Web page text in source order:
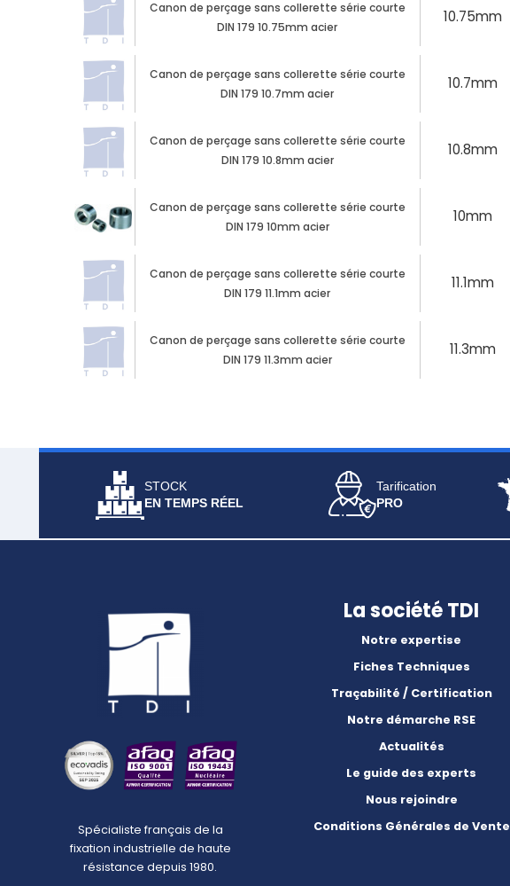
Canon de perçage sans collerette série courte
DIN 179 10.75mm acier
10.75mm
Canon de perçage sans collerette série courte
DIN 179 10.7mm acier
10.7mm
Canon de perçage sans collerette série courte
DIN 179 10.8mm acier
10.8mm
Canon de perçage sans collerette série courte
DIN 179 10mm acier
10mm
Canon de perçage sans collerette série courte
DIN 179 11.1mm acier
11.1mm
Canon de perçage sans collerette série courte
DIN 179 11.3mm acier
11.3mm
STOCK
EN TEMPS RÉEL
Tarification
PRO
Spécialiste français de la
fixation industrielle de haute
résistance depuis 1980.
La société TDI
Notre expertise
Fiches Techniques
Traçabilité / Certification
Notre démarche RSE
Actualités
Le guide des experts
Nous rejoindre
Conditions Générales de Vente